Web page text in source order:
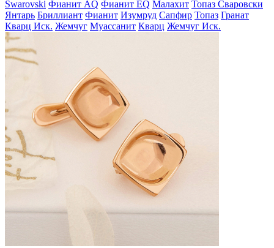
Swarovski Фианит AQ Фианит EQ Малахит Топаз Сваровски
Янтарь Бриллиант Фианит Изумруд Сапфир Топаз Гранат
Кварц Иск. Жемчуг Муассанит Кварц Жемчуг Иск.